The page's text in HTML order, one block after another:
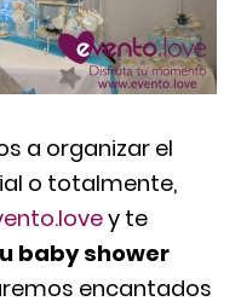
a organizar el
o totalmente,
y te
baby shower
encantados